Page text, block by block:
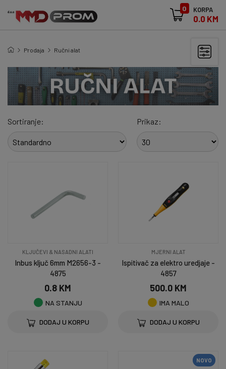
0 KORPA
0.0 KM
Prodaja Ručni alat
Sortiranje: Prikaz:
KLJUČEVI & NASADNI ALATI
Inbus ključ 6mm M2656-3 -
4875
0.8 KM
NA STANJU
DODAJ U KORPU
MJERNI ALAT
Ispitivač za elektro uredjaje -
4857
500.0 KM
IMA MALO
DODAJ U KORPU
NOVO